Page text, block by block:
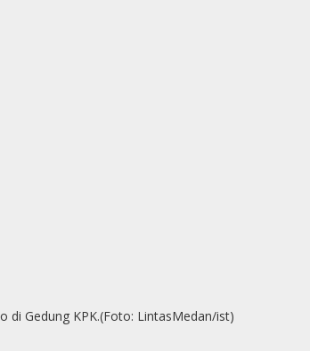
di Gedung KPK.(Foto: LintasMedan/ist)